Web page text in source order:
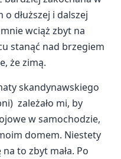
o dłuższej i dalszej
wciąż zbyt na
stanąć nad brzegiem
że zimą.
skandynawskiego
zależało mi, by
w samochodzie,
domem. Niestety
to zbyt mała. Po